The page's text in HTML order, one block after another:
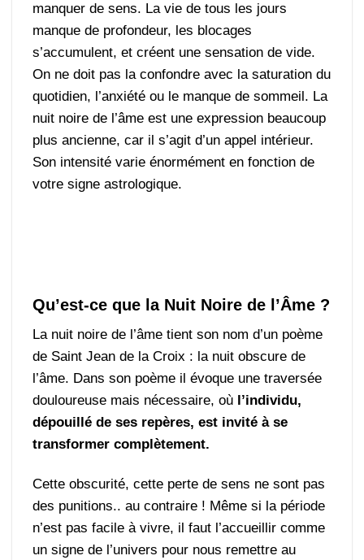
manquer de sens. La vie de tous les jours
manque de profondeur, les blocages
s’accumulent, et créent une sensation de vide.
On ne doit pas la confondre avec la saturation du
quotidien, l’anxiété ou le manque de sommeil. La
nuit noire de l’âme est une expression beaucoup
plus ancienne, car il s’agit d’un appel intérieur.
Son intensité varie énormément en fonction de
votre signe astrologique.
Qu’est-ce que la Nuit Noire de l’Âme ?
La nuit noire de l’âme tient son nom d’un poème
de Saint Jean de la Croix : la nuit obscure de
l’âme. Dans son poème il évoque une traversée
douloureuse mais nécessaire, où l’individu,
dépouillé de ses repères, est invité à se
transformer complètement.
Cette obscurité, cette perte de sens ne sont pas
des punitions.. au contraire ! Même si la période
n’est pas facile à vivre, il faut l’accueillir comme
un signe de l’univers pour nous remettre au